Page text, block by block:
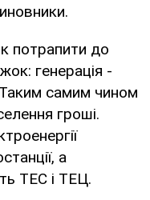
потрапити до
генерація -
самим чином
гроші.
а
ТЕС і ТЕЦ.